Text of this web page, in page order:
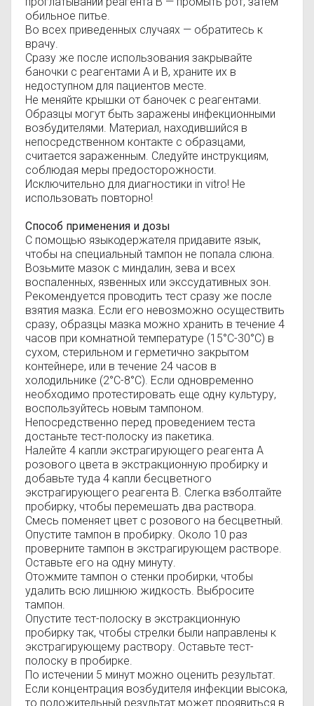
обильное питье.
Во всех приведенных случаях — обратитесь к
врачу.
Cразу же после использования закрывайте
баночки с реагентами А и В, храните их в
недоступном для пациентов месте.
Не меняйте крышки от баночек с реагентами.
Образцы могут быть заражены инфекционными
возбудителями. Материал, находившийся в
непосредственном контакте с образцами,
считается зараженным. Следуйте инструкциям,
соблюдая меры предосторожности.
Исключительно для диагностики in vitro! Не
использовать повторно!
Способ применения и дозы
С помощью языкодержателя придавите язык,
чтобы на специальный тампон не попала слюна.
Возьмите мазок с миндалин, зева и всех
воспаленных, язвенных или экссудативных зон.
Рекомендуется проводить тест сразу же после
взятия мазка. Если его невозможно осуществить
сразу, образцы мазка можно хранить в течение 4
часов при комнатной температуре (15°C-30°C) в
сухом, стерильном и герметично закрытом
контейнере, или в течение 24 часов в
холодильнике (2°C-8°C). Если одновременно
необходимо протестировать еще одну культуру,
воспользуйтесь новым тампоном.
Непосредственно перед проведением теста
достаньте тест-полоску из пакетика.
Налейте 4 капли экстрагирующего реагента А
розового цвета в экстракционную пробирку и
добавьте туда 4 капли бесцветного
экстрагирующего реагента В. Слегка взболтайте
пробирку, чтобы перемешать два раствора.
Смесь поменяет цвет с розового на бесцветный.
Опустите тампон в пробирку. Около 10 раз
проверните тампон в экстрагирующем растворе.
Оставьте его на одну минуту.
Отожмите тампон о стенки пробирки, чтобы
удалить всю лишнюю жидкость. Выбросите
тампон.
Опустите тест-полоску в экстракционную
пробирку так, чтобы стрелки были направлены к
экстрагирующему раствору. Оставьте тест-
полоску в пробирке.
По истечении 5 минут можно оценить результат.
Если концентрация возбудителя инфекции высока,
то положительный результат может проявиться в